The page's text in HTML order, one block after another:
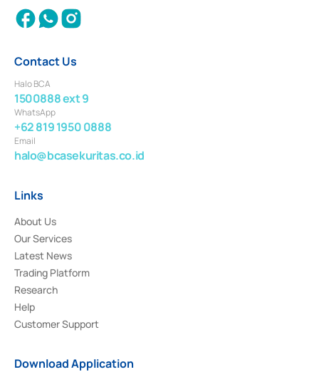
Contact Us
Halo BCA
1500888 ext 9
WhatsApp
+62 819 1950 0888
Email
halo@bcasekuritas.co.id
Links
About Us
Our Services
Latest News
Trading Platform
Research
Help
Customer Support
Download Application